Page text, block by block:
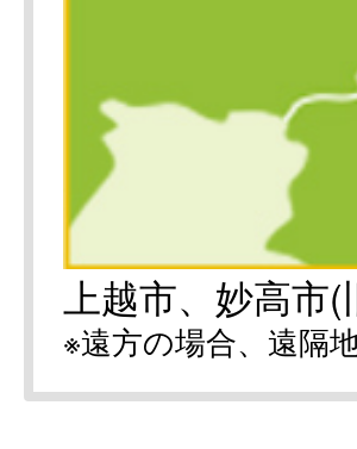
上越市、妙高市
※遠方の場合、遠隔